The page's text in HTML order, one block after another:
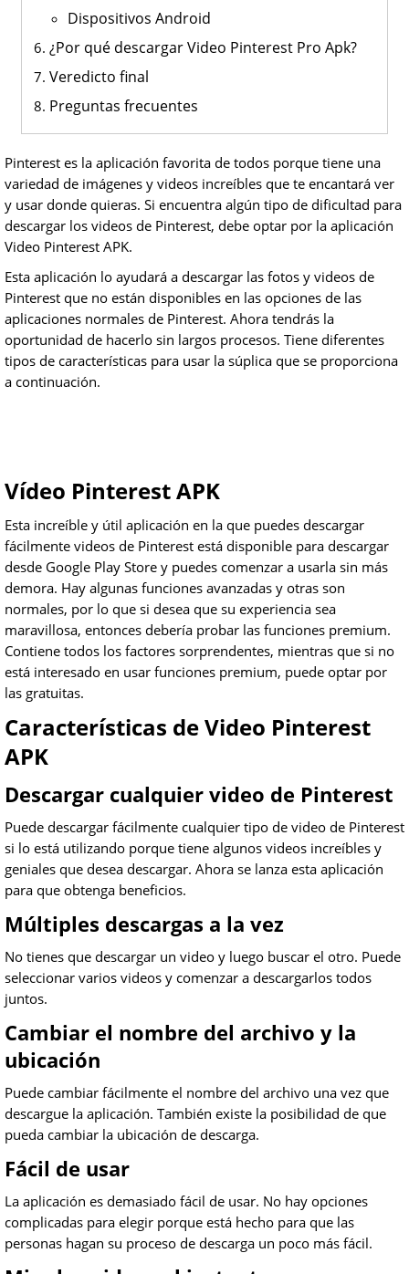
Dispositivos Android
¿Por qué descargar Video Pinterest Pro Apk?
Veredicto final
Preguntas frecuentes
Pinterest es la aplicación favorita de todos porque tiene una
variedad de imágenes y videos increíbles que te encantará ver
y usar donde quieras. Si encuentra algún tipo de dificultad para
descargar los videos de Pinterest, debe optar por la aplicación
Video Pinterest APK.
Esta aplicación lo ayudará a descargar las fotos y videos de
Pinterest que no están disponibles en las opciones de las
aplicaciones normales de Pinterest. Ahora tendrás la
oportunidad de hacerlo sin largos procesos. Tiene diferentes
tipos de características para usar la súplica que se proporciona
a continuación.
Vídeo Pinterest APK
Esta increíble y útil aplicación en la que puedes descargar
fácilmente videos de Pinterest está disponible para descargar
desde Google Play Store y puedes comenzar a usarla sin más
demora. Hay algunas funciones avanzadas y otras son
normales, por lo que si desea que su experiencia sea
maravillosa, entonces debería probar las funciones premium.
Contiene todos los factores sorprendentes, mientras que si no
está interesado en usar funciones premium, puede optar por
las gratuitas.
Características de Video Pinterest
APK
Descargar cualquier video de Pinterest
Puede descargar fácilmente cualquier tipo de video de Pinterest
si lo está utilizando porque tiene algunos videos increíbles y
geniales que desea descargar. Ahora se lanza esta aplicación
para que obtenga beneficios.
Múltiples descargas a la vez
No tienes que descargar un video y luego buscar el otro. Puede
seleccionar varios videos y comenzar a descargarlos todos
juntos.
Cambiar el nombre del archivo y la
ubicación
Puede cambiar fácilmente el nombre del archivo una vez que
descargue la aplicación. También existe la posibilidad de que
pueda cambiar la ubicación de descarga.
Fácil de usar
La aplicación es demasiado fácil de usar. No hay opciones
complicadas para elegir porque está hecho para que las
personas hagan su proceso de descarga un poco más fácil.